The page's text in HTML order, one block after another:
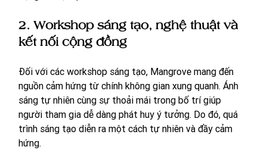
2. Workshop sáng tạo, nghệ thuật và
kết nối cộng đồng
Đối với các workshop sáng tạo, Mangrove mang đến
nguồn cảm hứng từ chính không gian xung quanh. Ánh
sáng tự nhiên cùng sự thoải mái trong bố trí giúp
người tham gia dễ dàng phát huy ý tưởng. Do đó, quá
trình sáng tạo diễn ra một cách tự nhiên và đầy cảm
hứng.